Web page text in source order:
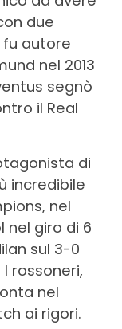
due
fu autore
nel 2013
segnò
il Real
di
incredibile
nel
nel giro di 6
sul 3-0
rossoneri,
nel
ai rigori.